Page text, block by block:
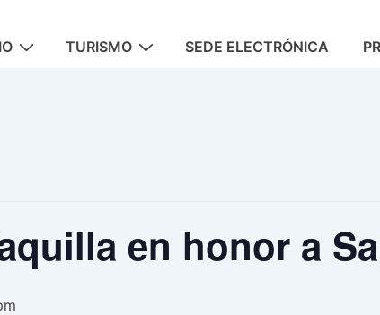
TURISMO SEDE ELECTRÓNICA
en honor a